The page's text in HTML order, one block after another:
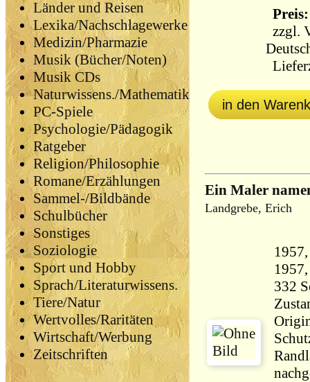
Länder und Reisen
Lexika/Nachschlagewerke
Medizin/Pharmazie
Musik (Bücher/Noten)
Musik CDs
Naturwissens./Mathematik
PC-Spiele
Psychologie/Pädagogik
Ratgeber
Religion/Philosophie
Romane/Erzählungen
Sammel-/Bildbände
Schulbücher
Sonstiges
Soziologie
Sport und Hobby
Sprach/Literaturwissens.
Tiere/Natur
Wertvolles/Raritäten
Wirtschaft/Werbung
Zeitschriften
zzgl.
in den
Ein Maler
Landgrebe, Erich